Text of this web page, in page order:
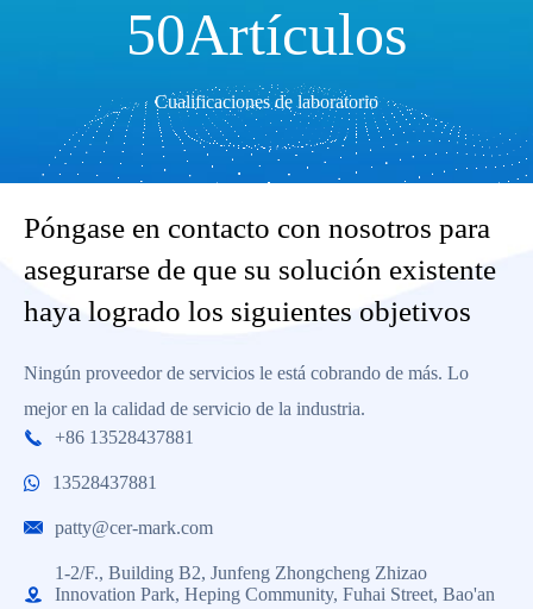
50Artículos
Cualificaciones de laboratorio
Póngase en contacto con nosotros para
asegurarse de que su solución existente
haya logrado los siguientes objetivos
Ningún proveedor de servicios le está cobrando de más. Lo
mejor en la calidad de servicio de la industria.
 +86 13528437881
13528437881
 patty@cer-mark.com

1-2/F., Building B2, Junfeng Zhongcheng Zhizao
Innovation Park, Heping Community, Fuhai Street, Bao'an